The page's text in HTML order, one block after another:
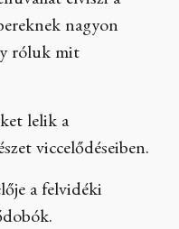
nagyon
róluk mit
lelik a
viccelődéseiben.
a felvidéki